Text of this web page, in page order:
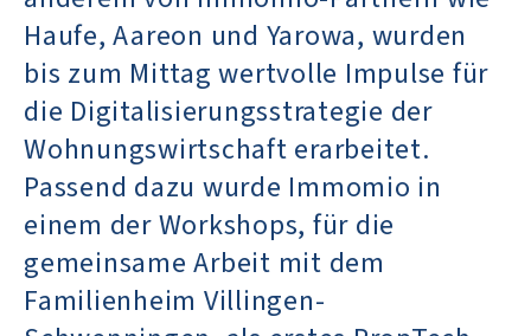
Haufe, Aareon und Yarowa, wurden
bis zum Mittag wertvolle Impulse für
die Digitalisierungsstrategie der
Wohnungswirtschaft erarbeitet.
Passend dazu wurde Immomio in
einem der Workshops, für die
gemeinsame Arbeit mit dem
Familienheim Villingen-